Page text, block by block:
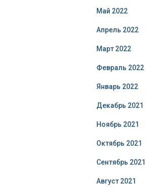
Май 2022
Апрель 2022
Март 2022
Февраль 2022
Январь 2022
Декабрь 2021
Ноябрь 2021
Октябрь 2021
Сентябрь 2021
Август 2021